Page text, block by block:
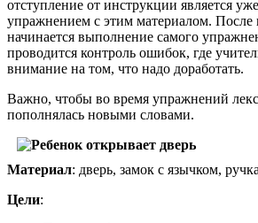
отступление от инструкции является
упражнением с этим материалом. После
начинается выполнение самого
проводится контроль ошибок, где
внимание на том, что надо доработать.
Важно, чтобы во время упражнений
пополнялась новыми словами.
Материал: дверь, замок с язычком,
Цели: